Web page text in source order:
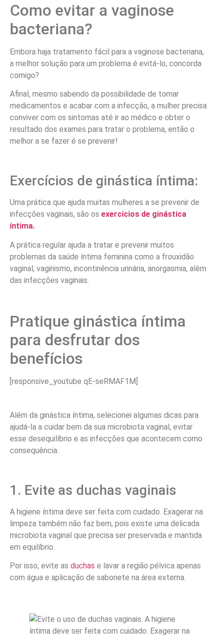
Como evitar a vaginose
bacteriana?
Embora haja tratamento fácil para a vaginose bacteriana,
a melhor solução para um problema é evitá-lo, concorda
comigo?
Afinal, mesmo sabendo da possibilidade de tomar
medicamentos e acabar com a infecção, a mulher precisa
conviver com os sintomas até ir ao médico e obter o
resultado dos exames para tratar o problema, então o
melhor a se fazer é se prevenir!
Exercícios de ginástica íntima:
Uma prática que ajuda muitas mulheres a se prevenir de
infecções vaginais, são os exercícios de ginástica
íntima.
A prática regular ajuda a tratar e prevenir muitos
problemas da saúde íntima feminina como a frouxidão
vaginal, vaginismo, incontinência urinária, anorgasmia, além
das infecções vaginais.
Pratique ginástica íntima
para desfrutar dos
benefícios
[responsive_youtube qE-seRMAF1M]
Além da ginástica íntima, selecionei algumas dicas para
ajudá-la a cuidar bem da sua microbiota vaginal, evitar
esse desequilíbrio e as infecções que acontecem como
consequência.
1. Evite as duchas vaginais
A higiene íntima deve ser feita com cuidado. Exagerar na
limpeza também não faz bem, pois existe uma delicada
microbiota vaginal que precisa ser preservada e mantida
em equilíbrio.
Por isso, evite as duchas e lavar a região pélvica apenas
com água e aplicação de sabonete na área externa.